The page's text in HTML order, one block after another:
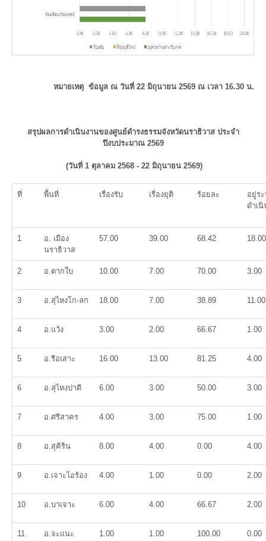
หมายเหตุ ข้อมูล ณ วันที่ 22 มิถุนายน 2569 ณ เวลา 16.30 น.
สรุปผลการดำเนินงานของศูนย์ดำรงธรรมจังหวัดนราธิวาส ประจำ
ปีงบประมาณ 2569
(วันที่ 1 ตุลาคม 2568 - 22 มิถุนายน 2569)
ที่ พื้นที่ เรื่องรับ เรื่องยุติ ร้อยละ
อยู่ร
ดำเ
1
อ. เมือง
นราธิวาส
57.00 39.00 68.42 18.00
2 อ.ตากใบ 10.00 7.00 70.00 3.00
3 อ.สุไหงโก-ลก 18.00 7.00 38.89 11.00
4 อ.แว้ง 3.00 2.00 66.67 1.00
5 อ.รือเสาะ 16.00 13.00 81.25 4.00
6 อ.สุไหงปาดี 6.00 3.00 50.00 3.00
7 อ.ศรีสาคร 4.00 3.00 75.00 1.00
8 อ.สุคิริน 8.00 4.00 0.00 4.00
9 อ.เจาะไอร้อง 4.00 1.00 0.00 2.00
10 อ.บาเจาะ 6.00 4.00 66.67 2.00
11 อ.จะแนะ 1.00 1.00 100.00 0.00